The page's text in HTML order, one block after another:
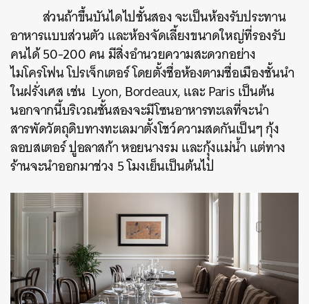
ส่วนถ้าขึ้นบันไดไปชั้นสอง จะเป็นห้องรับประทาน
อาหารแบบส่วนตัว และห้องจัดเลี้ยงขนาดใหญ่ที่รองรับ
คนได้ 50-200 คน มีสิ่งอำนวยความสะดวกอย่าง
ไมโครโฟน โปรเจ็กเตอร์ โดยตั้งชื่อห้องตามชื่อเมืองชั้นนำ
ในฝรั่งเศส เช่น Lyon, Bordeaux, และ Paris เป็นต้น
นอกจากนี้บริเวณชั้นสองจะมีโซนอาหารทะเลที่จะนำ
สารพัดวัตถุดิบทางทะเลมาตั้งโชว์ความสดกันเป็นๆ กุ้ง
ลอบสเตอร์ ปูอลาสก้า หอยนางรม และกุุ้งแม่น้ำ แต่ทาง
ร้านจะนำออกมาช่วง 5 โมงเย็นเป็นต้นไป